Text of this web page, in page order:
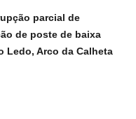
parcial de
de poste de baixa
Ledo, Arco da Calheta